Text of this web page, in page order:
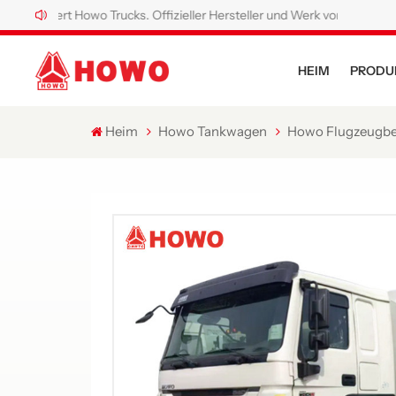
Howo Trucks. Offizieller Hersteller und Werk von Howo Spezial-Lkw.
HEIM
Heim Howo Tankwagen Howo